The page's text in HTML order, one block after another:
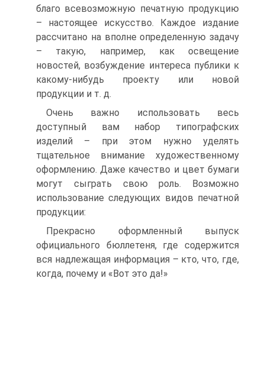
благо всевозможную печатную продукцию
– настоящее искусство. Каждое издание
рассчитано на вполне определенную задачу
– такую, например, как освещение
новостей, возбуждение интереса публики к
какому-нибудь проекту или новой
продукции и т. д.
Очень важно использовать весь
доступный вам набор типографских
изделий – при этом нужно уделять
тщательное внимание художественному
оформлению. Даже качество и цвет бумаги
могут сыграть свою роль. Возможно
использование следующих видов печатной
продукции:
Прекрасно оформленный выпуск
официального бюллетеня, где содержится
вся надлежащая информация – кто, что, где,
когда, почему и «Вот это да!»